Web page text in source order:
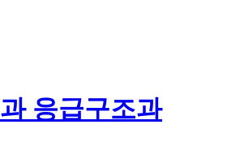
응급구조과